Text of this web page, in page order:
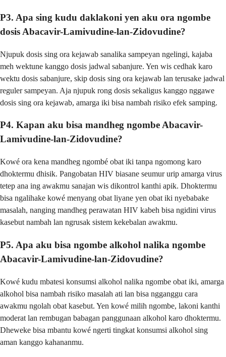
P3. Apa sing kudu daklakoni yen aku ora ngombe
dosis Abacavir-Lamivudine-lan-Zidovudine?
Njupuk dosis sing ora kejawab sanalika sampeyan ngelingi, kajaba
meh wektune kanggo dosis jadwal sabanjure. Yen wis cedhak karo
wektu dosis sabanjure, skip dosis sing ora kejawab lan terusake jadwal
reguler sampeyan. Aja njupuk rong dosis sekaligus kanggo nggawe
dosis sing ora kejawab, amarga iki bisa nambah risiko efek samping.
P4. Kapan aku bisa mandheg ngombe Abacavir-
Lamivudine-lan-Zidovudine?
Kowé ora kena mandheg ngombé obat iki tanpa ngomong karo
dhoktermu dhisik. Pangobatan HIV biasane seumur urip amarga virus
tetep ana ing awakmu sanajan wis dikontrol kanthi apik. Dhoktermu
bisa ngalihake kowé menyang obat liyane yen obat iki nyebabake
masalah, nanging mandheg perawatan HIV kabeh bisa ngidini virus
kasebut nambah lan ngrusak sistem kekebalan awakmu.
P5. Apa aku bisa ngombe alkohol nalika ngombe
Abacavir-Lamivudine-lan-Zidovudine?
Kowé kudu mbatesi konsumsi alkohol nalika ngombe obat iki, amarga
alkohol bisa nambah risiko masalah ati lan bisa ngganggu cara
awakmu ngolah obat kasebut. Yen kowé milih ngombe, lakoni kanthi
moderat lan rembugan babagan panggunaan alkohol karo dhoktermu.
Dheweke bisa mbantu kowé ngerti tingkat konsumsi alkohol sing
aman kanggo kahananmu.